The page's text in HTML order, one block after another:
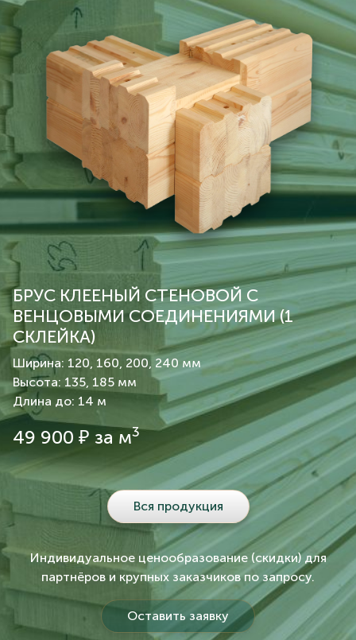
БРУС КЛЕЕНЫЙ СТЕНОВОЙ С
ВЕНЦОВЫМИ СОЕДИНЕНИЯМИ (1
СКЛЕЙКА)
Ширина: 120, 160, 200, 240 мм
Высота: 135, 185 мм
Длина до: 14 м
49 900 ₽ за м3
Вся продукция
Индивидуальное ценообразование (скидки) для
партнёров и крупных заказчиков по запросу.
Оставить заявку